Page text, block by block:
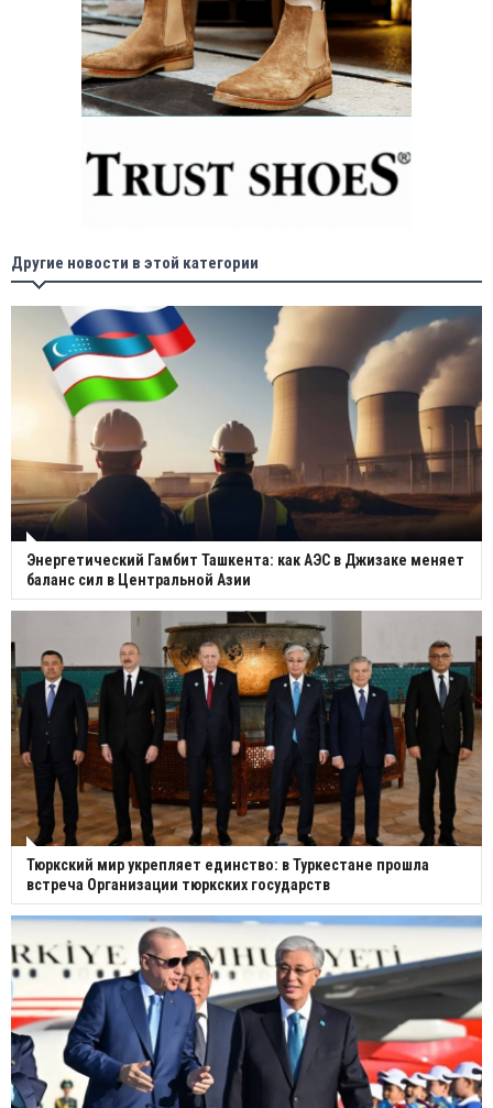
Другие новости в этой категории
Энергетический Гамбит Ташкента: как АЭС в Джизаке меняет
баланс сил в Центральной Азии
Тюркский мир укрепляет единство: в Туркестане прошла
встреча Организации тюркских государств